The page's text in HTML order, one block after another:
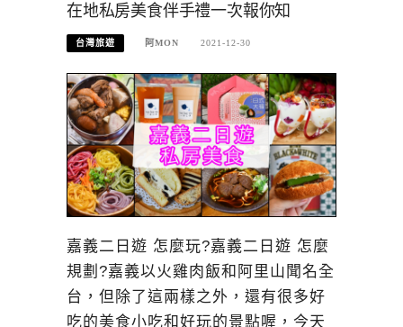
在地私房美食伴手禮一次報你知
台灣旅遊 阿MON 2021-12-30
嘉義二日遊 怎麼玩?嘉義二日遊 怎麼
規劃?嘉義以火雞肉飯和阿里山聞名全
台，但除了這兩樣之外，還有很多好
吃的美食小吃和好玩的景點喔，今天